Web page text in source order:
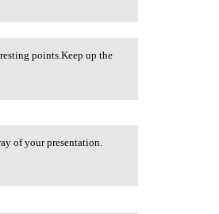
points.Keep up the
of your presentation.